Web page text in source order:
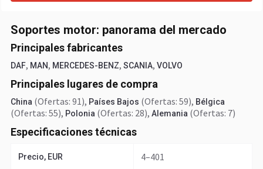
Soportes motor: panorama del mercado
Principales fabricantes
DAF, MAN, MERCEDES-BENZ, SCANIA, VOLVO
Principales lugares de compra
China (Ofertas: 91), Países Bajos (Ofertas: 59), Bélgica
(Ofertas: 55), Polonia (Ofertas: 28), Alemania (Ofertas: 7)
Especificaciones técnicas
Precio, EUR 4–401